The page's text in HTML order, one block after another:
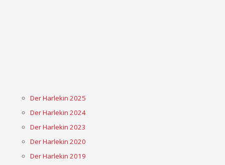
Der Harlekin 2025
Der Harlekin 2024
Der Harlekin 2023
Der Harlekin 2020
Der Harlekin 2019